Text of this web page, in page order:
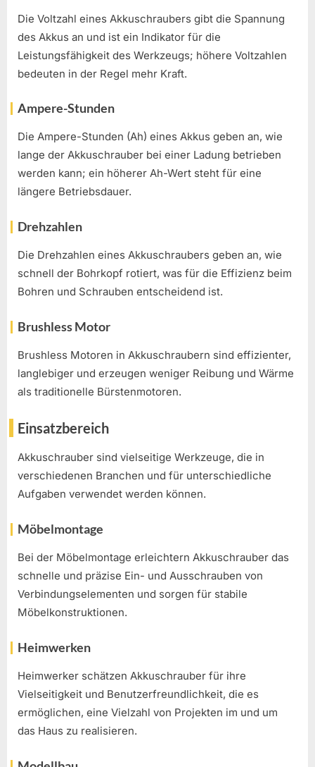
Die Voltzahl eines Akkuschraubers gibt die Spannung
des Akkus an und ist ein Indikator für die
Leistungsfähigkeit des Werkzeugs; höhere Voltzahlen
bedeuten in der Regel mehr Kraft.
Ampere-Stunden
Die Ampere-Stunden (Ah) eines Akkus geben an, wie
lange der Akkuschrauber bei einer Ladung betrieben
werden kann; ein höherer Ah-Wert steht für eine
längere Betriebsdauer.
Drehzahlen
Die Drehzahlen eines Akkuschraubers geben an, wie
schnell der Bohrkopf rotiert, was für die Effizienz beim
Bohren und Schrauben entscheidend ist.
Brushless Motor
Brushless Motoren in Akkuschraubern sind effizienter,
langlebiger und erzeugen weniger Reibung und Wärme
als traditionelle Bürstenmotoren.
Einsatzbereich
Akkuschrauber sind vielseitige Werkzeuge, die in
verschiedenen Branchen und für unterschiedliche
Aufgaben verwendet werden können.
Möbelmontage
Bei der Möbelmontage erleichtern Akkuschrauber das
schnelle und präzise Ein- und Ausschrauben von
Verbindungselementen und sorgen für stabile
Möbelkonstruktionen.
Heimwerken
Heimwerker schätzen Akkuschrauber für ihre
Vielseitigkeit und Benutzerfreundlichkeit, die es
ermöglichen, eine Vielzahl von Projekten im und um
das Haus zu realisieren.